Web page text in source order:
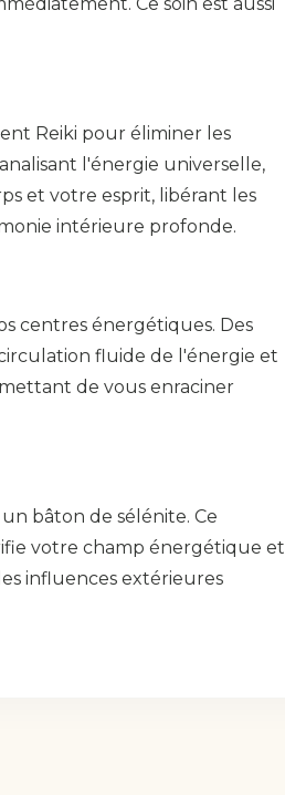
Reiki pour éliminer les
l'énergie universelle,
et votre esprit, libérant les
intérieure profonde.
centres énergétiques. Des
fluide de l'énergie et
de vous enraciner
bâton de sélénite. Ce
votre champ énergétique et
influences extérieures